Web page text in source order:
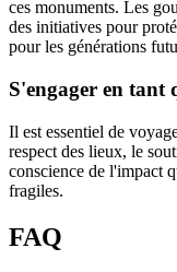
ces monuments. Les
des initiatives pour
pour les générations
S'engager en tant
Il est essentiel de
respect des lieux, le
conscience de l'impact
fragiles.
FAQ